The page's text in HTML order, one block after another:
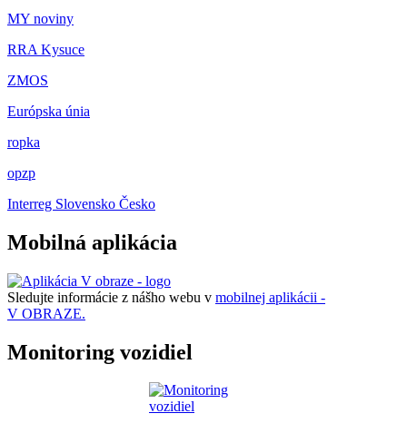
MY noviny
RRA Kysuce
ZMOS
Európska únia
ropka
opzp
Interreg Slovensko Česko
Mobilná aplikácia
Sledujte informácie z nášho webu v mobilnej aplikácii -
V OBRAZE.
Monitoring vozidiel